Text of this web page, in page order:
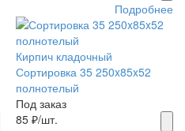
Подробнее
Кирпич кладочный
Сортировка 35 250x85x52
полнотелый
Под заказ
85 ₽/шт.